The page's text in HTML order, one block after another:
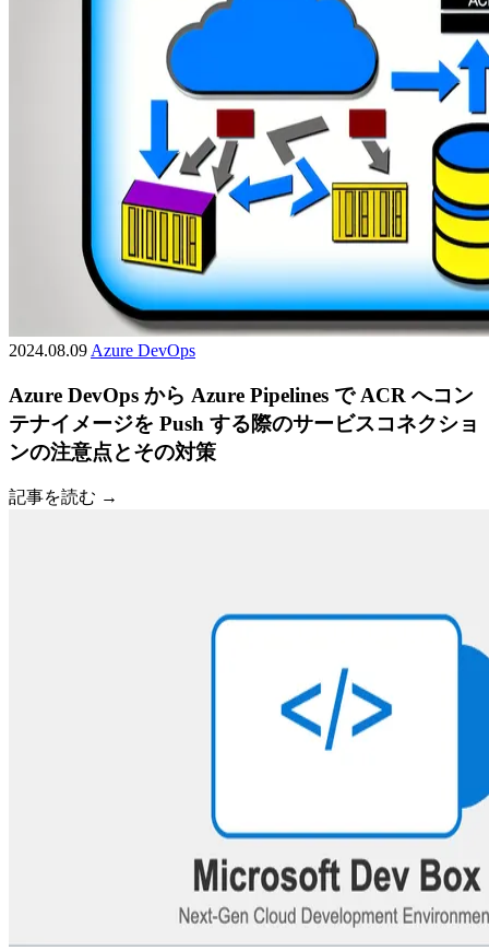
2024.08.09 Azure DevOps
Azure DevOps から Azure Pipelines で ACR へコン
テナイメージを Push する際のサービスコネクショ
ンの注意点とその対策
記事を読む →